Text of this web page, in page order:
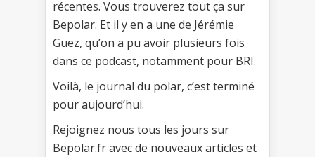
récentes. Vous trouverez tout ça sur
Bepolar. Et il y en a une de Jérémie
Guez, qu’on a pu avoir plusieurs fois
dans ce podcast, notamment pour BRI.
Voilà, le journal du polar, c’est terminé
pour aujourd’hui.
Rejoignez nous tous les jours sur
Bepolar.fr avec de nouveaux articles et